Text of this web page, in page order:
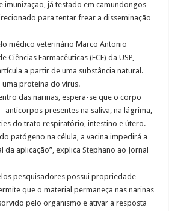
Infância
demandas de zeladoria na Casa Civil
imunização, já testado em camundongos
para tentar frear a disseminação
médico veterinário Marco Antonio
Ciências Farmacêuticas (FCF) da USP,
a partir de uma substância natural.
proteína do vírus.
das narinas, espera-se que o corpo
anticorpos presentes na saliva, na lágrima,
do trato respiratório, intestino e útero.
patógeno na célula, a vacina impedirá a
da aplicação”, explica Stephano ao Jornal
pesquisadores possui propriedade
que o material permaneça nas narinas
pelo organismo e ativar a resposta